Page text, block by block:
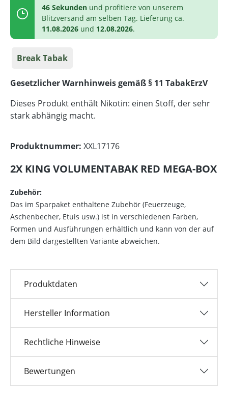
46 Sekunden und profitiere von unserem
Blitzversand am selben Tag. Lieferung ca.
11.08.2026 und 12.08.2026.
Break Tabak
Gesetzlicher Warnhinweis gemäß § 11 TabakErzV
Dieses Produkt enthält Nikotin: einen Stoff, der sehr
stark abhängig macht.
Produktnummer: XXL17176
2X KING VOLUMENTABAK RED MEGA-BOX
Zubehör:
Das im Sparpaket enthaltene Zubehör (Feuerzeuge,
Aschenbecher, Etuis usw.) ist in verschiedenen Farben,
Formen und Ausführungen erhältlich und kann von der auf
dem Bild dargestellten Variante abweichen.
Produktdaten
Hersteller Information
Rechtliche Hinweise
Bewertungen